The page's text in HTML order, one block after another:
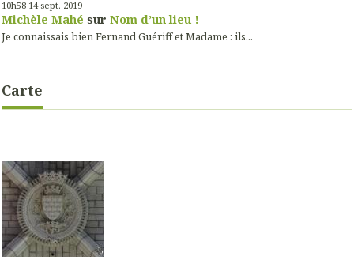
10h58 14 sept. 2019
Michèle Mahé sur Nom d’un lieu !
Je connaissais bien Fernand Guériff et Madame : ils...
Carte